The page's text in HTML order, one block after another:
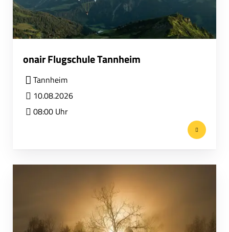
onair Flugschule Tannheim
Tannheim
10.08.2026
08:00 Uhr